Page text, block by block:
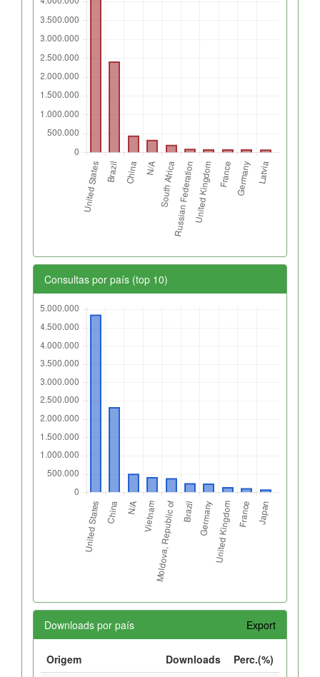
Consultas por país (top 10)
Downloads por país Export
Origem Downloads Perc.(%)